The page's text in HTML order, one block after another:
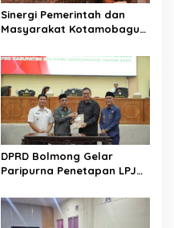
Sinergi Pemerintah dan
Masyarakat Kotamobagu
Golda Pinontoan
DPRD Bolmong Gelar
Paripurna Penetapan LPJ